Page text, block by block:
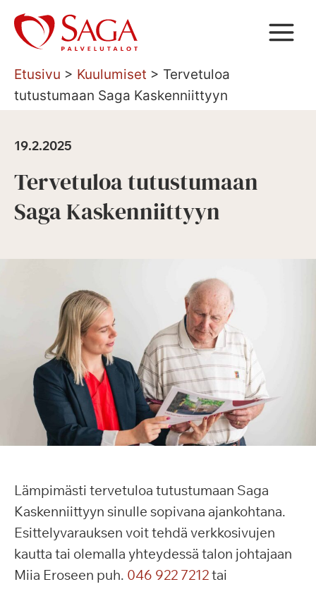
Siirry
sisältöön
Etusivu > Kuulumiset > Tervetuloa
tutustumaan Saga Kaskenniittyyn
19.2.2025
Tervetuloa tutustumaan
Saga Kaskenniittyyn
Lämpimästi tervetuloa tutustumaan Saga
Kaskenniittyyn sinulle sopivana ajankohtana.
Esittelyvarauksen voit tehdä verkkosivujen
kautta tai olemalla yhteydessä talon johtajaan
Miia Eroseen puh. 046 922 7212tai